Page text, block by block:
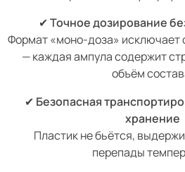
✔Точное дозирование
Формат «моно-доза» исключает
— каждая ампула содержит
объём
✔ Безопасная
хранение
Пластик не бьётся,
перепады